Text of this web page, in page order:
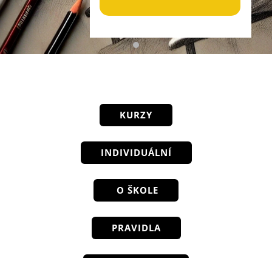
KURZY
INDIVIDUÁLNÍ
O ŠKOLE
PRAVIDLA